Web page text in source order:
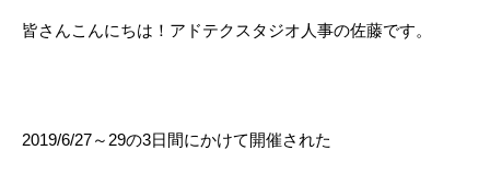
皆さんこんにちは！アドテクスタジオ人事の佐藤です。
2019/6/27～29の3日間にかけて開催された